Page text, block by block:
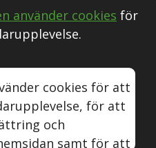
medier:
Youtube
använder cookies för
cookies för att
för att
och
samt för att